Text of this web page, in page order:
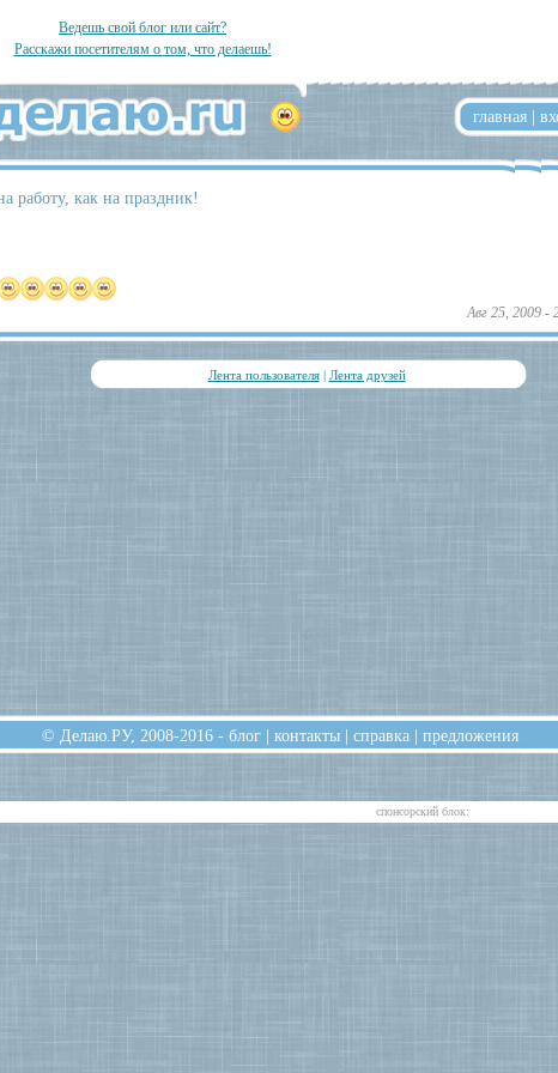
Ведешь свой блог или сайт?
Расскажи посетителям о том, что делаешь!
главная |
работу, как на праздник!
Авг 25, 2009 -
Лента пользователя| Лента друзей
© Делаю.РУ, 2008-2016 - блог | контакты | справка | предложения
cпонсорский блок: